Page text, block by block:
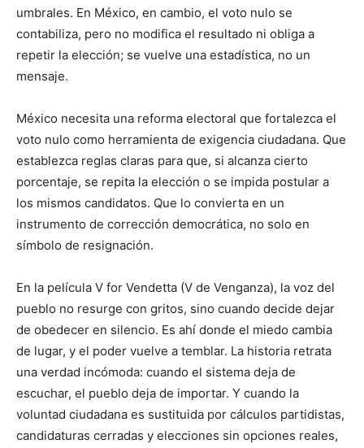
umbrales. En México, en cambio, el voto nulo se
contabiliza, pero no modifica el resultado ni obliga a
repetir la elección; se vuelve una estadística, no un
mensaje.
México necesita una reforma electoral que fortalezca el
voto nulo como herramienta de exigencia ciudadana. Que
establezca reglas claras para que, si alcanza cierto
porcentaje, se repita la elección o se impida postular a
los mismos candidatos. Que lo convierta en un
instrumento de corrección democrática, no solo en
símbolo de resignación.
En la película V for Vendetta (V de Venganza), la voz del
pueblo no resurge con gritos, sino cuando decide dejar
de obedecer en silencio. Es ahí donde el miedo cambia
de lugar, y el poder vuelve a temblar. La historia retrata
una verdad incómoda: cuando el sistema deja de
escuchar, el pueblo deja de importar. Y cuando la
voluntad ciudadana es sustituida por cálculos partidistas,
candidaturas cerradas y elecciones sin opciones reales,